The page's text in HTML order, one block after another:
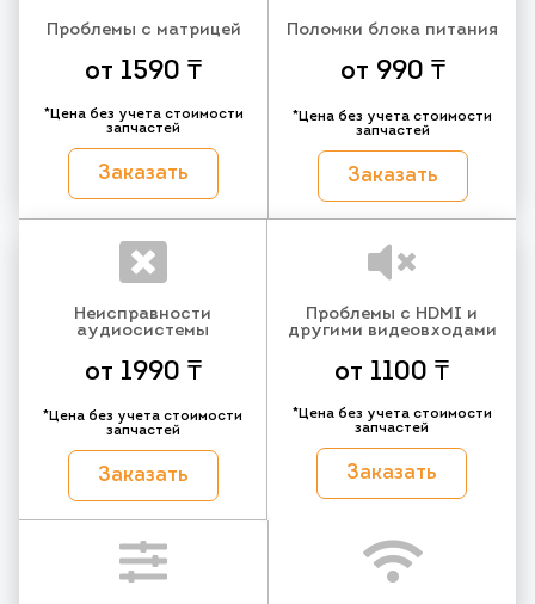
Проблемы с матрицей
от 1590 ₸
*Цена без учета стоимости
запчастей
Заказать
Поломки блока питания
от 990 ₸
*Цена без учета стоимости
запчастей
Заказать
Неисправности
аудиосистемы
от 1990 ₸
*Цена без учета стоимости
запчастей
Заказать
Проблемы с HDMI и
другими видеовходами
от 1100 ₸
*Цена без учета стоимости
запчастей
Заказать